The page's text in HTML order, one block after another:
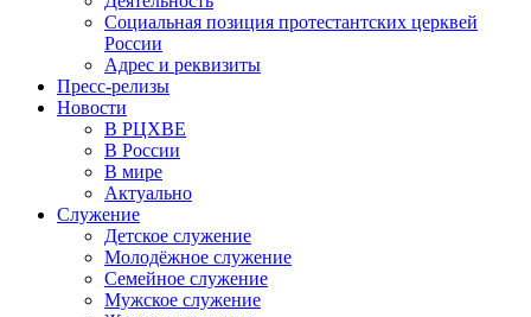
Социальная позиция протестантских церквей
России
Адрес и реквизиты
Пресс-релизы
Новости
В РЦХВЕ
В России
В мире
Актуально
Служение
Детское служение
Молодёжное служение
Семейное служение
Мужское служение